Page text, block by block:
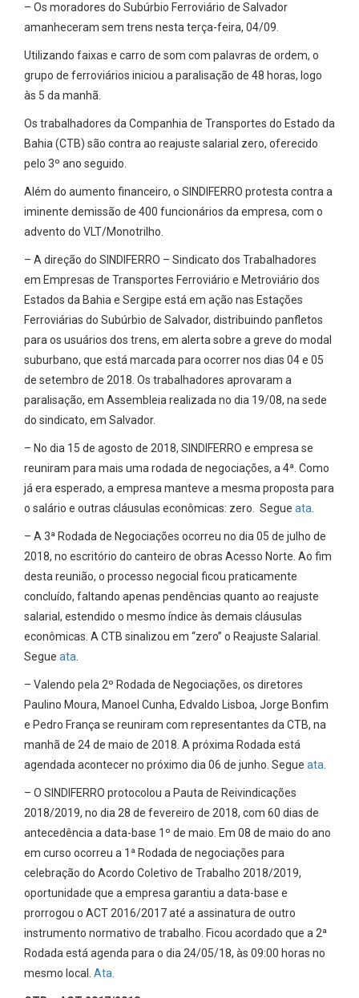
– Os moradores do Subúrbio Ferroviário de Salvador
amanheceram sem trens nesta terça-feira, 04/09.
Utilizando faixas e carro de som com palavras de ordem, o
grupo de ferroviários iniciou a paralisação de 48 horas, logo
às 5 da manhã.
Os trabalhadores da Companhia de Transportes do Estado da
Bahia (CTB) são contra ao reajuste salarial zero, oferecido
pelo 3º ano seguido.
Além do aumento financeiro, o SINDIFERRO protesta contra a
iminente demissão de 400 funcionários da empresa, com o
advento do VLT/Monotrilho.
– A direção do SINDIFERRO – Sindicato dos Trabalhadores
em Empresas de Transportes Ferroviário e Metroviário dos
Estados da Bahia e Sergipe está em ação nas Estações
Ferroviárias do Subúrbio de Salvador, distribuindo panfletos
para os usuários dos trens, em alerta sobre a greve do modal
suburbano, que está marcada para ocorrer nos dias 04 e 05
de setembro de 2018. Os trabalhadores aprovaram a
paralisação, em Assembleia realizada no dia 19/08, na sede
do sindicato, em Salvador.
– No dia 15 de agosto de 2018, SINDIFERRO e empresa se
reuniram para mais uma rodada de negociações, a 4ª. Como
já era esperado, a empresa manteve a mesma proposta para
o salário e outras cláusulas econômicas: zero. Segue ata
– A 3ª Rodada de Negociações ocorreu no dia 05 de julho de
2018, no escritório do canteiro de obras Acesso Norte. Ao fim
desta reunião, o processo negocial ficou praticamente
concluído, faltando apenas pendências quanto ao reajuste
salarial, estendido o mesmo índice às demais cláusulas
econômicas. A CTB sinalizou em “zero” o Reajuste Salarial.
Segue ata
– Valendo pela 2º Rodada de Negociações, os diretores
Paulino Moura, Manoel Cunha, Edvaldo Lisboa, Jorge Bonfim
e Pedro França se reuniram com representantes da CTB, na
manhã de 24 de maio de 2018. A próxima Rodada está
agendada acontecer no próximo dia 06 de junho. Segue ata
– O SINDIFERRO protocolou a Pauta de Reivindicações
2018/2019, no dia 28 de fevereiro de 2018, com 60 dias de
antecedência a data-base 1º de maio. Em 08 de maio do ano
em curso ocorreu a 1ª Rodada de negociações para
celebração do Acordo Coletivo de Trabalho 2018/2019,
oportunidade que a empresa garantiu a data-base e
prorrogou o ACT 2016/2017 até a assinatura de outro
instrumento normativo de trabalho. Ficou acordado que a 2ª
Rodada está agenda para o dia 24/05/18, às 09:00 horas no
mesmo local. Ata.